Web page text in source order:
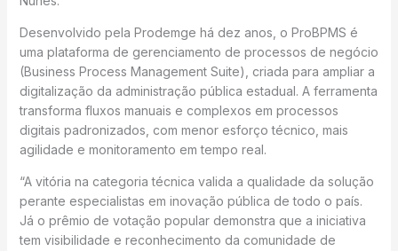
Desenvolvido pela Prodemge há dez anos, o ProBPMS é
uma plataforma de gerenciamento de processos de negócio
(Business Process Management Suite), criada para ampliar a
digitalização da administração pública estadual. A ferramenta
transforma fluxos manuais e complexos em processos
digitais padronizados, com menor esforço técnico, mais
agilidade e monitoramento em tempo real.
“A vitória na categoria técnica valida a qualidade da solução
perante especialistas em inovação pública de todo o país.
Já o prêmio de votação popular demonstra que a iniciativa
tem visibilidade e reconhecimento da comunidade de